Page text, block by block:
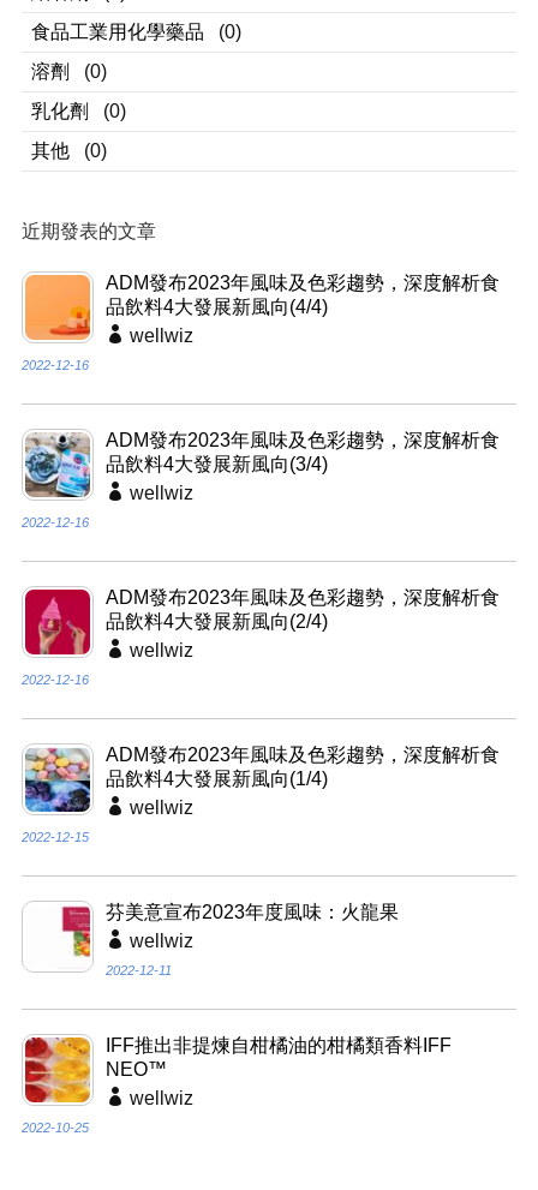
食品工業用化學藥品
(0)
溶劑
(0)
乳化劑
(0)
其他
(0)
近期發表的文章
ADM發布2023年風味及色彩趨勢，深度解析食
品飲料4大發展新風向(4/4)
wellwiz
2022-12-16
ADM發布2023年風味及色彩趨勢，深度解析食
品飲料4大發展新風向(3/4)
wellwiz
2022-12-16
ADM發布2023年風味及色彩趨勢，深度解析食
品飲料4大發展新風向(2/4)
wellwiz
2022-12-16
ADM發布2023年風味及色彩趨勢，深度解析食
品飲料4大發展新風向(1/4)
wellwiz
2022-12-15
芬美意宣布2023年度風味：火龍果
wellwiz
2022-12-11
IFF推出非提煉自柑橘油的柑橘類香料IFF
NEO™
wellwiz
2022-10-25